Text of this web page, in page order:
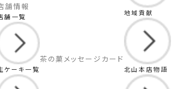
舗情報
舗一覧
ケーキ一覧
茶の菓 メッセージカード
地域貢献
北山本店物語